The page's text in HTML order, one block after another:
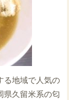
る地域で人気の
県久留米系の匂